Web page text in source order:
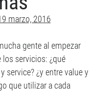
ES6
marzo, 2016
gente al empezar
los servicios: ¿qué
service? ¿y entre value y
que utilizar a cada